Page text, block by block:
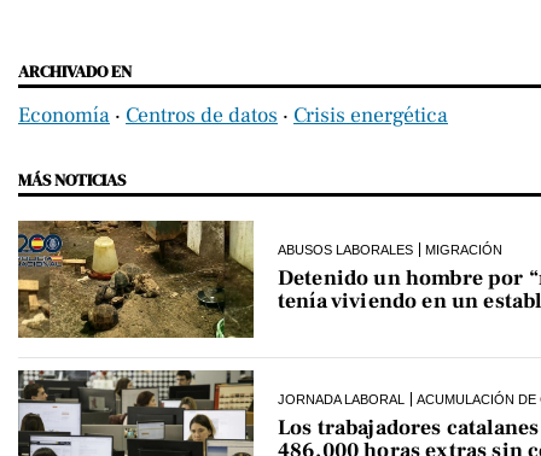
ARCHIVADO EN
Economía ‧ Centros de datos ‧ Crisis energética
MÁS NOTICIAS
ABUSOS LABORALES MIGRACIÓN
Detenido un hombre por
tenía viviendo en un
JORNADA LABORAL ACUMULACIÓN DE
Los trabajadores